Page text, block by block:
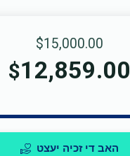
$15,000.00
$12,859.00
האב די זכיה יעצט